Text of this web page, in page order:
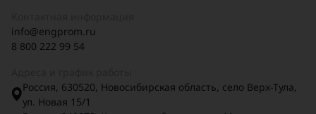
info@engprom.ru
8 800 222 99 54
Россия, 630520, Новосибирская область, село Верх-Тула,
ул. Новая 15/1